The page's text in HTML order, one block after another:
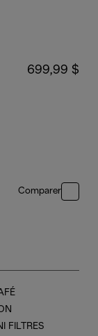
699,99 $
Comparer
FILTRES